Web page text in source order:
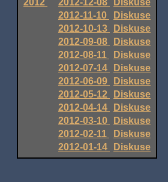
2012-11-10
Diskuse
2012-10-13
Diskuse
2012-09-08
Diskuse
2012-08-11
Diskuse
2012-07-14
Diskuse
2012-06-09
Diskuse
2012-05-12
Diskuse
2012-04-14
Diskuse
2012-03-10
Diskuse
2012-02-11
Diskuse
2012-01-14
Diskuse